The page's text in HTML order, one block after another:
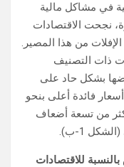
في مشاكل مالية
نجحت الاقتصادات
من هذا المصير.
ذات التصنيف
بشكل حاد على
فائدة أعلى بنحو
من تسعة أضعاف
1-ب).
بالنسبة للاقتصادات